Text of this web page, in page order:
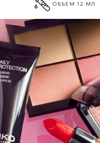
ОБЪЕМ 12 МЛ